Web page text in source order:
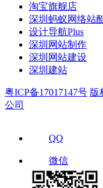
淘宝旗舰店
深圳蚂蚁网络站
设计导航Plus
深圳网站制作
深圳网站建设
深圳建站
粤ICP备17017147号 版
公司
QQ
微信